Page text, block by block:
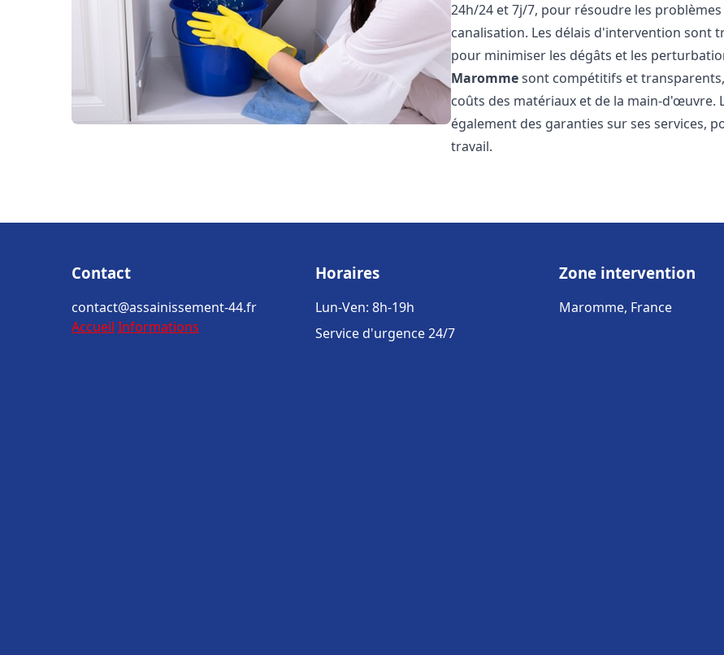
24h/24 et 7j/7, pour résoudre les
canalisation. Les délais d'intervention sont
pour minimiser les dégâts et les
Marommesont compétitifs et
coûts des matériaux et de la main-d'œuvre.
également des garanties sur ses services,
travail.
Contact
contact@assainissement-44.fr
Accueil Informations
Horaires
Lun-Ven: 8h-19h
Service d'urgence 24/7
Zone intervention
Maromme, France